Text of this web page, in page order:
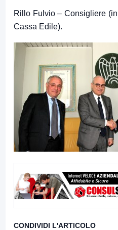
Rillo Fulvio – Consigliere
Cassa Edile).
CONDIVIDI L'ARTICOLO